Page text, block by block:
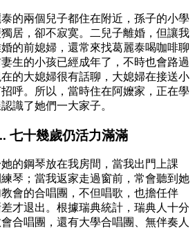
的兩個兒子都住在附近，孫子的小學
居，卻不寂寞。二兒子離婚，但讓我
的前媳婦，還常來找葛麗泰喝咖啡聊
生的小孩已經成年了，不時也會路過
的大媳婦很有話聊，大媳婦在接送小
呼。所以，當時住在阿嬤家，正在學
識了她們一大家子。
七十幾歲仍活力滿滿
的鋼琴放在我房間，當我出門上課
琴；當我返家走過窗前，常會聽到她
會的合唱團，不但唱歌，也擔任伴
才退出。根據瑞典統計，瑞典人十分
合唱團，還有大學合唱團、無伴奏人